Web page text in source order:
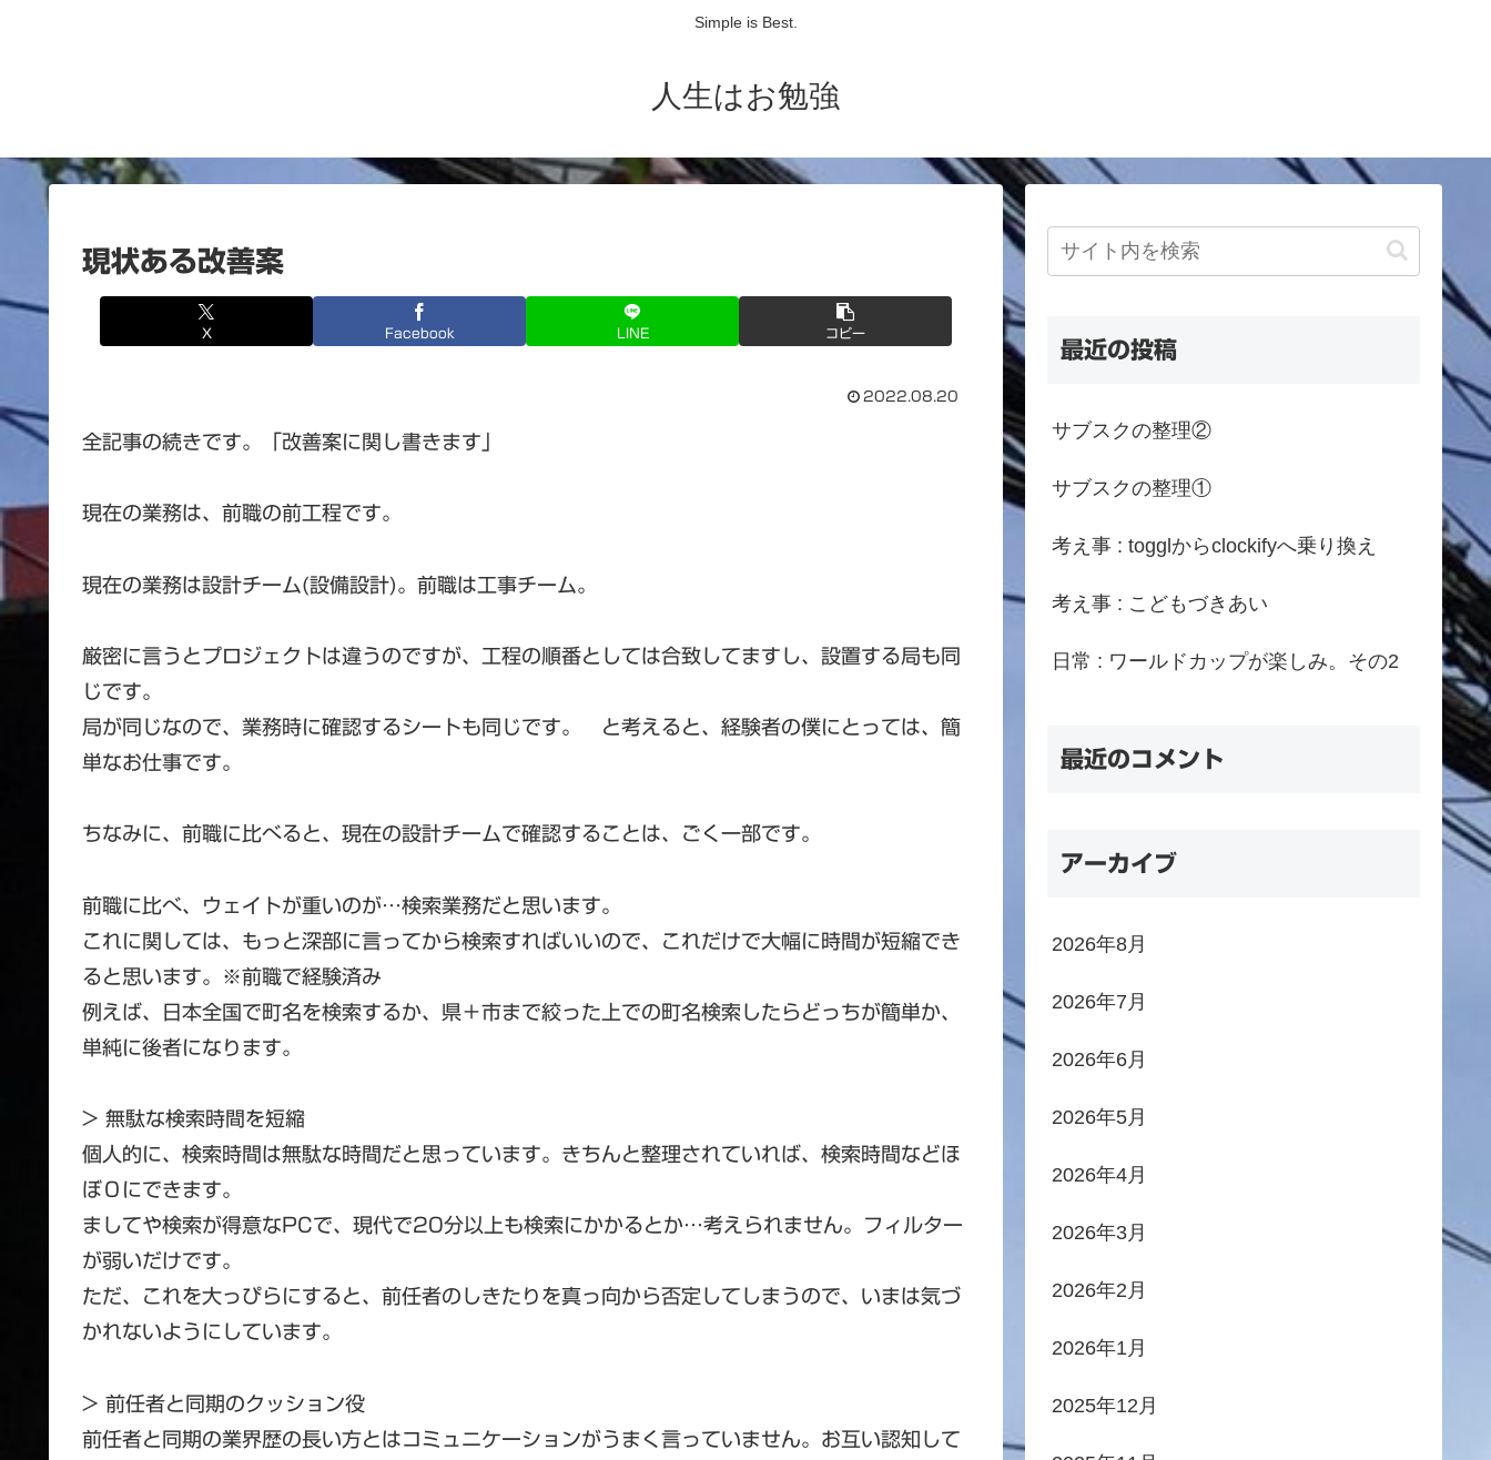
Simple is Best.
人生はお勉強
現状ある改善案
X Facebook LINE コピー
2022.08.20
全記事の続きです。「改善案に関し書きます」
現在の業務は、前職の前工程です。
現在の業務は設計チーム(設備設計)。前職は工事チーム。
厳密に言うとプロジェクトは違うのですが、工程の順番としては合致してますし、設置する局も同
じです。
局が同じなので、業務時に確認するシートも同じです。 と考えると、経験者の僕にとっては、簡
単なお仕事です。
ちなみに、前職に比べると、現在の設計チームで確認することは、ごく一部です。
前職に比べ、ウェイトが重いのが…検索業務だと思います。
これに関しては、もっと深部に言ってから検索すればいいので、これだけで大幅に時間が短縮でき
ると思います。※前職で経験済み
例えば、日本全国で町名を検索するか、県＋市まで絞った上での町名検索したらどっちが簡単か、
単純に後者になります。
> 無駄な検索時間を短縮
個人的に、検索時間は無駄な時間だと思っています。きちんと整理されていれば、検索時間などほ
ぼ０にできます。
ましてや検索が得意なPCで、現代で20分以上も検索にかかるとか…考えられません。フィルター
が弱いだけです。
ただ、これを大っぴらにすると、前任者のしきたりを真っ向から否定してしまうので、いまは気づ
かれないようにしています。
> 前任者と同期のクッション役
前任者と同期の業界歴の長い方とはコミュニケーションがうまく言っていません。お互い認知して
最近の投稿
サブスクの整理②
サブスクの整理①
考え事 : togglからclockifyへ乗り換え
考え事 : こどもづきあい
日常 : ワールドカップが楽しみ。その2
最近のコメント
アーカイブ
2026年8月
2026年7月
2026年6月
2026年5月
2026年4月
2026年3月
2026年2月
2026年1月
2025年12月